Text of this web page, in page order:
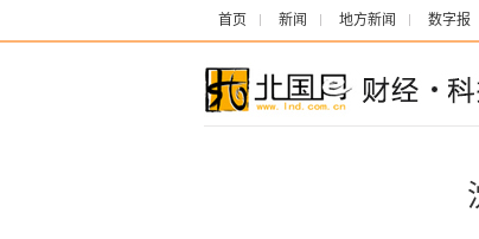
首页 新闻 地方新闻 数字报